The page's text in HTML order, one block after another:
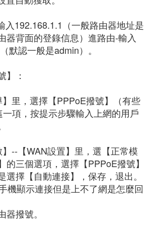
入192.168.1.1（一般路由器地址是
器背面的登錄信息）進路由-輸入
默認一般是admin）。
】：
里，選擇【PPPoE撥號】（有些
項，按提示步驟輸入上網的用戶
--【WAN設置】里，選【正常模
的三個選項，選擇【PPPoE撥號】
選擇【自動連接】，保存，退出。
機顯示連接但是上不了網是怎麼回
撥號。